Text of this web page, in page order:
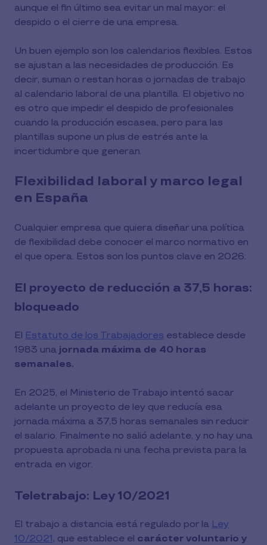
aunque el fin último sea evitar un mal mayor: el
despido o el cierre de una empresa.
Un buen ejemplo son los calendarios flexibles. Estos
se ajustan a las necesidades de producción. Es
decir, suman o restan horas o jornadas de trabajo
al calendario laboral de una plantilla. El objetivo no
es otro que impedir el despido de profesionales
cuando la producción escasea, pero para las
plantillas supone un plus de estrés ante la
incertidumbre que generan.
Flexibilidad laboral y marco legal
en España
Cualquier empresa que quiera diseñar una política
de flexibilidad debe conocer el marco normativo en
el que opera. Estos son los puntos clave en 2026:
El proyecto de reducción a 37,5 horas:
bloqueado
El Estatuto de los Trabajadores establece desde
1983 una jornada máxima de 40 horas
semanales.
En 2025, el Ministerio de Trabajo intentó sacar
adelante un proyecto de ley que reducía esa
jornada máxima a 37,5 horas semanales sin reducir
el salario. Finalmente no salió adelante, y no hay una
propuesta aprobada ni una fecha prevista para la
entrada en vigor.
Teletrabajo: Ley 10/2021
El trabajo a distancia está regulado por la Ley
10/2021, que establece el carácter voluntario y